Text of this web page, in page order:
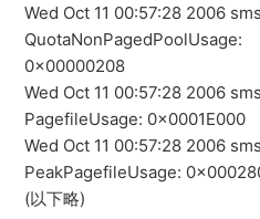
Wed Oct 11 00:57:28 2006
QuotaNonPagedPoolUsage:
0x00000208
Wed Oct 11 00:57:28 2006
PagefileUsage: 0x0001E000
Wed Oct 11 00:57:28 2006
PeakPagefileUsage:
(以下略)